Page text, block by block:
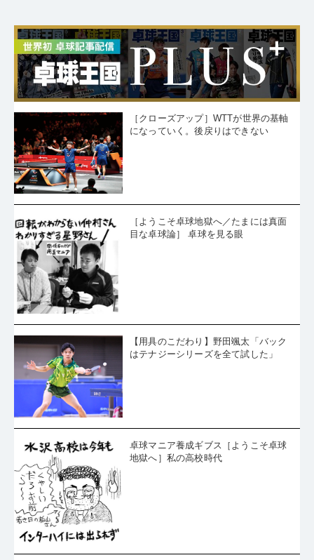
［クローズアップ］WTTが世界の基軸
になっていく。後戻りはできない
［ようこそ卓球地獄へ／たまには真面
目な卓球論］ 卓球を見る眼
【用具のこだわり】野田颯太「バック
はテナジーシリーズを全て試した」
卓球マニア養成ギブス［ようこそ卓球
地獄へ］私の高校時代